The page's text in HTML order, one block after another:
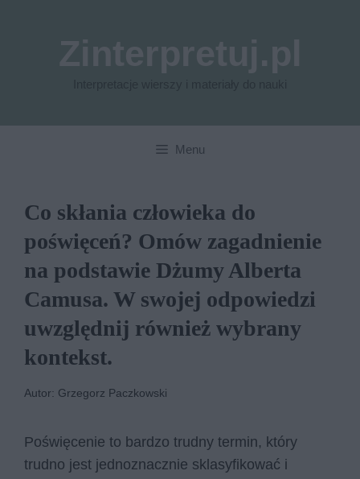
Menu
Co skłania człowieka do
poświęceń? Omów zagadnienie
na podstawie Dżumy Alberta
Camusa. W swojej odpowiedzi
uwzględnij również wybrany
kontekst.
Autor: Grzegorz Paczkowski
Poświęcenie to bardzo trudny termin, który
trudno jest jednoznacznie sklasyfikować i